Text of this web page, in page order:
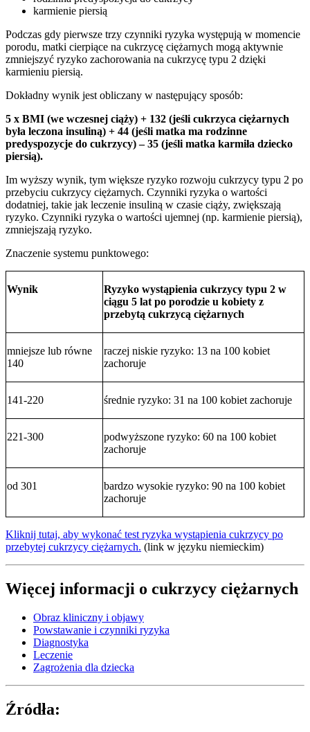
karmienie piersią
Podczas gdy pierwsze trzy czynniki ryzyka występują w momencie
porodu, matki cierpiące na cukrzycę ciężarnych mogą aktywnie
zmniejszyć ryzyko zachorowania na cukrzycę typu 2 dzięki
karmieniu piersią.
Dokładny wynik jest obliczany w następujący sposób:
5 x BMI (we wczesnej ciąży) + 132 (jeśli cukrzyca ciężarnych
była leczona insuliną) + 44 (jeśli matka ma rodzinne
predyspozycje do cukrzycy) – 35 (jeśli matka karmiła dziecko
piersią).
Im wyższy wynik, tym większe ryzyko rozwoju cukrzycy typu 2 po
przebyciu cukrzycy ciężarnych. Czynniki ryzyka o wartości
dodatniej, takie jak leczenie insuliną w czasie ciąży, zwiększają
ryzyko. Czynniki ryzyka o wartości ujemnej (np. karmienie piersią),
zmniejszają ryzyko.
Znaczenie systemu punktowego:
Wynik
Ryzyko wystąpienia cukrzycy typu 2 w
ciągu 5 lat po porodzie u kobiety z
przebytą cukrzycą ciężarnych
mniejsze lub równe
140
raczej niskie ryzyko: 13 na 100 kobiet
zachoruje
141-220 średnie ryzyko: 31 na 100 kobiet zachoruje
221-300
podwyższone ryzyko: 60 na 100 kobiet
zachoruje
od 301
bardzo wysokie ryzyko: 90 na 100 kobiet
zachoruje
Kliknij tutaj, aby wykonać test ryzyka wystąpienia cukrzycy po
przebytej cukrzycy ciężarnych. (link w języku niemieckim)
Więcej informacji o cukrzycy ciężarnych
Obraz kliniczny i objawy
Powstawanie i czynniki ryzyka
Diagnostyka
Leczenie
Zagrożenia dla dziecka
Źródła: